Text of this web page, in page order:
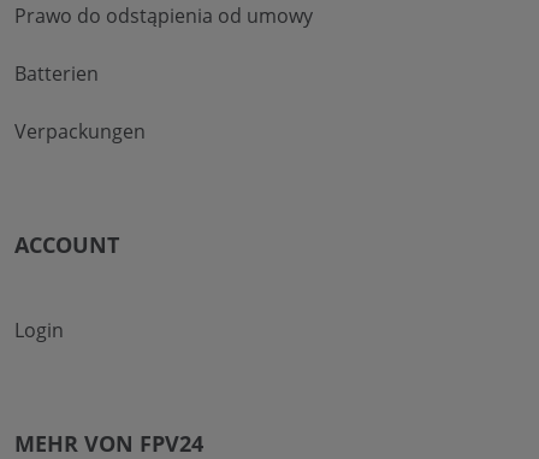
Prawo do odstąpienia od umowy
Batterien
Verpackungen
ACCOUNT
Login
MEHR VON FPV24